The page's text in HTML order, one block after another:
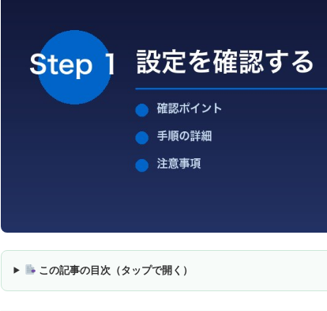
この記事の目次（タップで開く）